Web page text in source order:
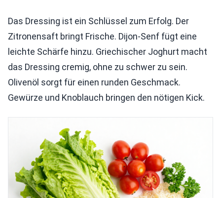
Das Dressing ist ein Schlüssel zum Erfolg. Der
Zitronensaft bringt Frische. Dijon-Senf fügt eine
leichte Schärfe hinzu. Griechischer Joghurt macht
das Dressing cremig, ohne zu schwer zu sein.
Olivenöl sorgt für einen runden Geschmack.
Gewürze und Knoblauch bringen den nötigen Kick.